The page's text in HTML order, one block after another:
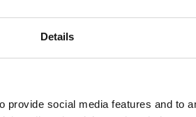
Details
provide social media features and to
adviseren over